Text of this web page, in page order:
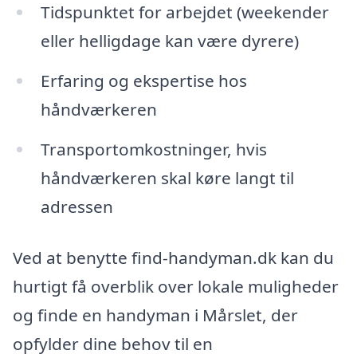
Tidspunktet for arbejdet (weekender
eller helligdage kan være dyrere)
Erfaring og ekspertise hos
håndværkeren
Transportomkostninger, hvis
håndværkeren skal køre langt til
adressen
Ved at benytte find-handyman.dk kan du
hurtigt få overblik over lokale muligheder
og finde en handyman i Mårslet, der
opfylder dine behov til en